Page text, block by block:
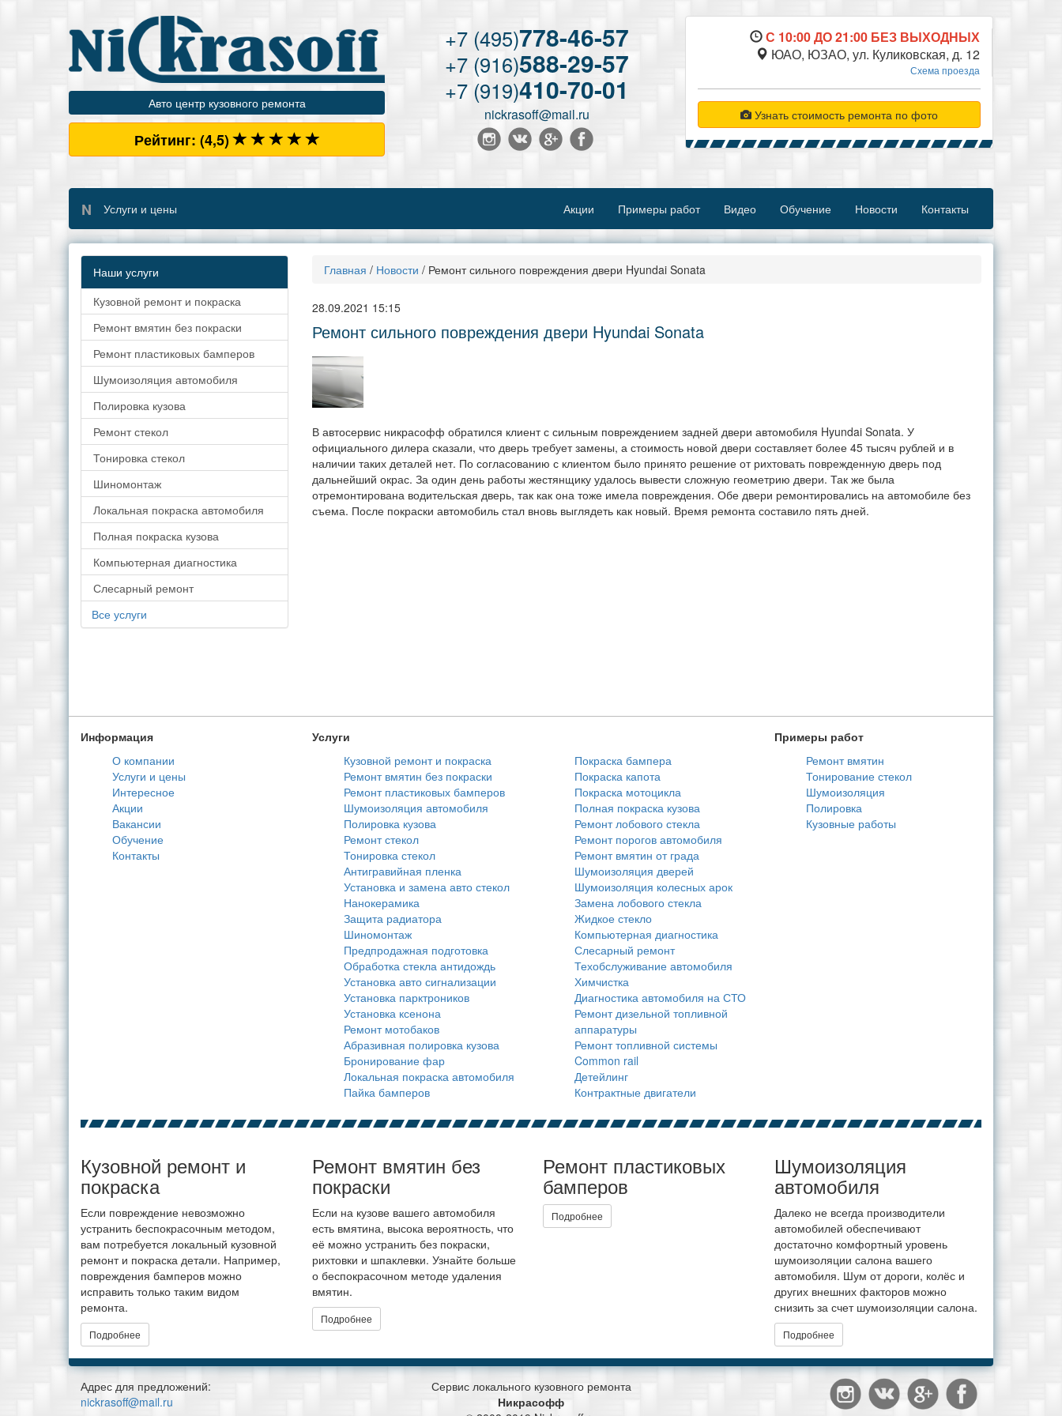
Авто центр кузовного ремонта
Рейтинг: (4,5)
+7 (495)778-46-57
+7 (916)588-29-57
+7 (919)410-70-01
nickrasoff@mail.ru
С 10:00 ДО 21:00 БЕЗ ВЫХОДНЫХ
ЮАО, ЮЗАО, ул. Куликовская, д. 12
Схема проезда
Узнать стоимость ремонта по фото
N Услуги и цены Акции Примеры работ Видео Обучение Новости Контакты
Наши услуги
Кузовной ремонт и покраска
Ремонт вмятин без покраски
Ремонт пластиковых бамперов
Шумоизоляция автомобиля
Полировка кузова
Ремонт стекол
Тонировка стекол
Шиномонтаж
Локальная покраска автомобиля
Полная покраска кузова
Компьютерная диагностика
Слесарный ремонт
Все услуги
Главная / Новости / Ремонт сильного повреждения двери Hyundai Sonata
28.09.2021 15:15
Ремонт сильного повреждения двери Hyundai Sonata
В автосервис никрасофф обратился клиент с сильным повреждением задней двери автомобиля Hyundai Sonata. У
официального дилера сказали, что дверь требует замены, а стоимость новой двери составляет более 45 тысяч рублей и в
наличии таких деталей нет. По согласованию с клиентом было приняторешение от рихтоватьповрежденную дверь под
дальнейший окрас. За один день работы жестянщику удалось вывести сложную геометрию двери. Так же была
отремонтирована водительская дверь, так как она тоже имела повреждения. Обе двери ремонтировались на автомобиле без
съема. После покраски автомобиль стал вновь выглядеть как новый. Время ремонта составило пять дней.
Информация
О компании
Услуги и цены
Интересное
Акции
Вакансии
Обучение
Контакты
Услуги
Кузовной ремонт и покраска
Ремонт вмятин без покраски
Ремонт пластиковых бамперов
Шумоизоляция автомобиля
Полировка кузова
Ремонт стекол
Тонировка стекол
Антигравийная пленка
Установка и замена авто стекол
Нанокерамика
Защита радиатора
Шиномонтаж
Предпродажная подготовка
Обработка стекла антидождь
Установка авто сигнализации
Установка парктроников
Установка ксенона
Ремонт мотобаков
Абразивная полировка кузова
Бронирование фар
Локальная покраска автомобиля
Пайка бамперов
Покраска бампера
Покраска капота
Покраска мотоцикла
Полная покраска кузова
Ремонт лобового стекла
Ремонт порогов автомобиля
Ремонт вмятин от града
Шумоизоляция дверей
Шумоизоляция колесных арок
Замена лобового стекла
Жидкое стекло
Компьютерная диагностика
Слесарный ремонт
Техобслуживание автомобиля
Химчистка
Диагностика автомобиля на СТО
Ремонт дизельной топливной
аппаратуры
Ремонт топливной системы
Common rail
Детейлинг
Контрактные двигатели
Примеры работ
Ремонт вмятин
Тонирование стекол
Шумоизоляция
Полировка
Кузовные работы
Кузовной ремонт и
покраска
Если повреждение невозможно
устранить беспокрасочным методом,
вам потребуется локальный кузовной
ремонт и покраска детали. Например,
повреждения бамперов можно
исправить только таким видом
ремонта.
Подробнее
Ремонт вмятин без
покраски
Если на кузове вашего автомобиля
есть вмятина, высока вероятность, что
её можно устранить без покраски,
рихтовки и шпаклевки. Узнайте больше
о беспокрасочном методе удаления
вмятин.
Подробнее
Ремонт пластиковых
бамперов
Подробнее
Шумоизоляция
автомобиля
Далеко не всегда производители
автомобилей обеспечивают
достаточно комфортный уровень
шумоизоляции салона вашего
автомобиля. Шум от дороги, колёс и
других внешних факторов можно
снизить за счет шумоизоляции салона.
Подробнее
Адрес для предложений:
nickrasoff@mail.ru
Сервис локального кузовного ремонта
Никрасофф